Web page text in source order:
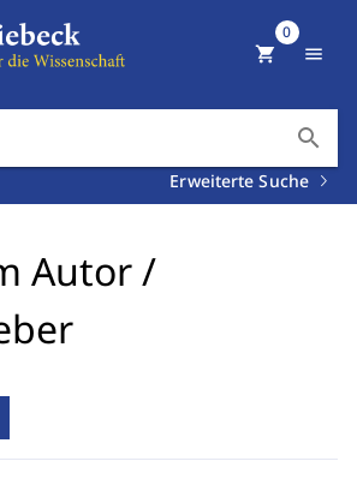
search
Erweiterte Suche
shopping_cart
0
menu
Autor /